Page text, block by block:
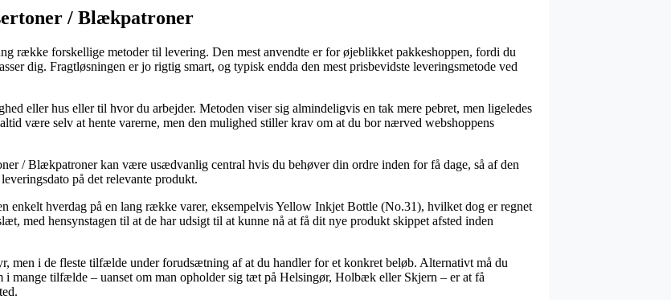
/ Blækpatroner
række forskellige metoder til levering. Den mest anvendte er for øjeblikket pakkeshoppen, fordi du
dig. Fragtløsningen er jo rigtig smart, og typisk endda den mest prisbevidste leveringsmetode ved
eller hus eller til hvor du arbejder. Metoden viser sig almindeligvis en tak mere pebret, men ligeledes
være selv at hente varerne, men den mulighed stiller krav om at du bor nærved webshoppens
/ Blækpatroner kan være usædvanlig central hvis du behøver din ordre inden for få dage, så af den
på det relevante produkt.
enkelt hverdag på en lang række varer, eksempelvis Yellow Inkjet Bottle (No.31), hvilket dog er regnet
med hensynstagen til at de har udsigt til at kunne nå at få dit nye produkt skippet afsted inden
men i de fleste tilfælde under forudsætning af at du handler for et konkret beløb. Alternativt må du
i mange tilfælde – uanset om man opholder sig tæt på Helsingør, Holbæk eller Skjern – er at få